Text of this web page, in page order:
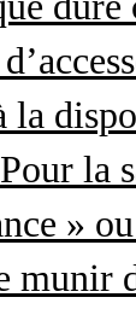
la
la
»
munir